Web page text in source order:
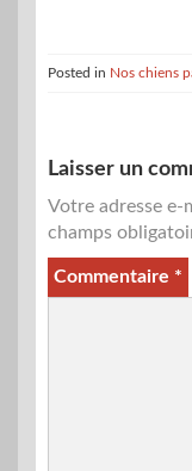
Posted in Nos chiens
Laisser un
Votre adresse e-
champs
Commentaire *